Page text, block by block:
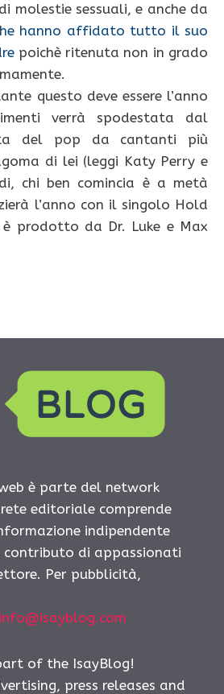
molestie sessuali, e anche da
hanno affidato tutto il suo
poichè ritenuta non in grado
questo deve essere l’anno
verrà spodestata dal
del pop da cantanti più
di lei (leggi Katy Perry e
chi ben comincia è a metà
l’anno con il singolo Hold
prodotto da Dr. Luke e Max
è parte del network
editoriale comprende
indipendente
contributo di appassionati
Per pubblicità,
info@isayblog.com
of the IsayBlog!
press releases and